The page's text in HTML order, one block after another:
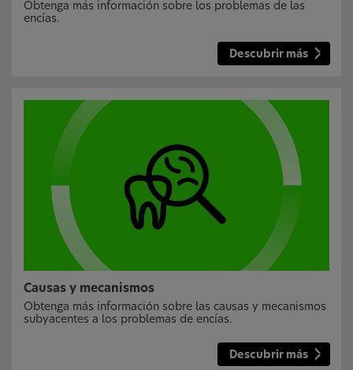
Obtenga más información sobre los problemas de las
encías.
Descubrir más
Causas y mecanismos
Obtenga más información sobre las causas y mecanismos
subyacentes a los problemas de encías.
Descubrir más